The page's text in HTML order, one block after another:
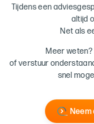
Tijdens een
altijd
Net als
Meer weten?
of verstuur
snel